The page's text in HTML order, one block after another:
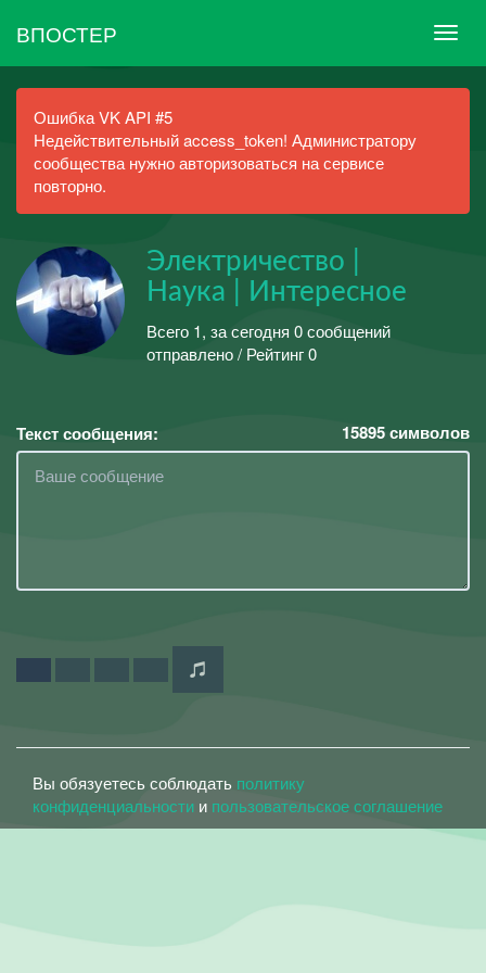
ВПОСТЕР
Ошибка VK API #5
Недействительный access_token! Администратору
сообщества нужно авторизоваться на сервисе
повторно.
Электричество |
Наука | Интересное
Всего 1, за сегодня 0 сообщений
отправлено / Рейтинг 0
Текст сообщения: 15895символов
Вы обязуетесь соблюдать политику
конфиденциальности и пользовательское соглашение